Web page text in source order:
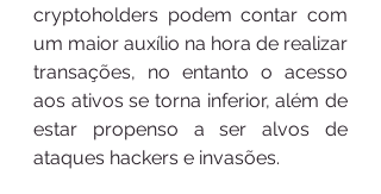
cryptoholders podem contar com
um maior auxílio na hora de realizar
transações, no entanto o acesso
aos ativos se torna inferior, além de
estar propenso a ser alvos de
ataques hackers e invasões.